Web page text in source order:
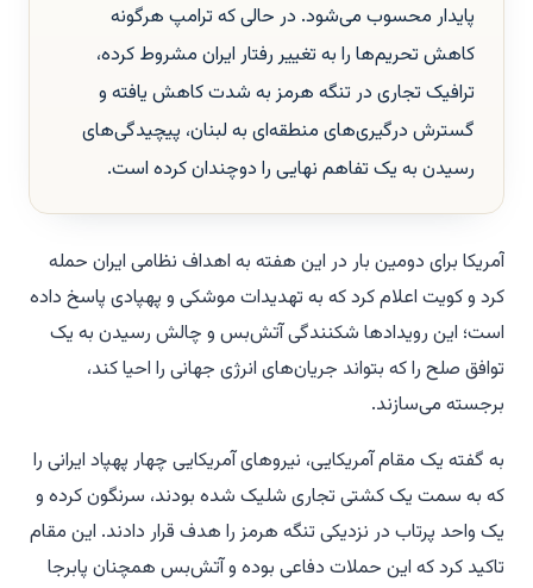
پایدار محسوب می‌شود. در حالی که ترامپ هرگونه
کاهش تحریم‌ها را به تغییر رفتار ایران مشروط کرده،
ترافیک تجاری در تنگه هرمز به شدت کاهش یافته و
گسترش درگیری‌های منطقه‌ای به لبنان، پیچیدگی‌های
رسیدن به یک تفاهم نهایی را دوچندان کرده است.
آمریکا برای دومین بار در این هفته به اهداف نظامی ایران حمله
کرد و کویت اعلام کرد که به تهدیدات موشکی و پهپادی پاسخ داده
است؛ این رویدادها شکنندگی آتش‌بس و چالش رسیدن به یک
توافق صلح را که بتواند جریان‌های انرژی جهانی را احیا کند،
برجسته می‌سازند.
به گفته یک مقام آمریکایی، نیروهای آمریکایی چهار پهپاد ایرانی را
که به سمت یک کشتی تجاری شلیک شده بودند، سرنگون کرده و
یک واحد پرتاب در نزدیکی تنگه هرمز را هدف قرار دادند. این مقام
تاکید کرد که این حملات دفاعی بوده و آتش‌بس همچنان پابرجا